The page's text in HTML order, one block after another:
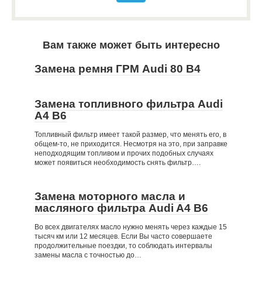
Вам также может быть интересно
Замена ремня ГРМ Audi 80 B4
Замена топливного фильтра Audi
A4 B6
Топливный фильтр имеет такой размер, что менять его, в
общем-то, не приходится. Несмотря на это, при заправке
неподходящим топливом и прочих подобных случаях
может появиться необходимость снять фильтр….
Замена моторного масла и
масляного фильтра Audi A4 B6
Во всех двигателях масло нужно менять через каждые 15
тысяч км или 12 месяцев. Если Вы часто совершаете
продолжительные поездки, то соблюдать интервалы
замены масла с точностью до…